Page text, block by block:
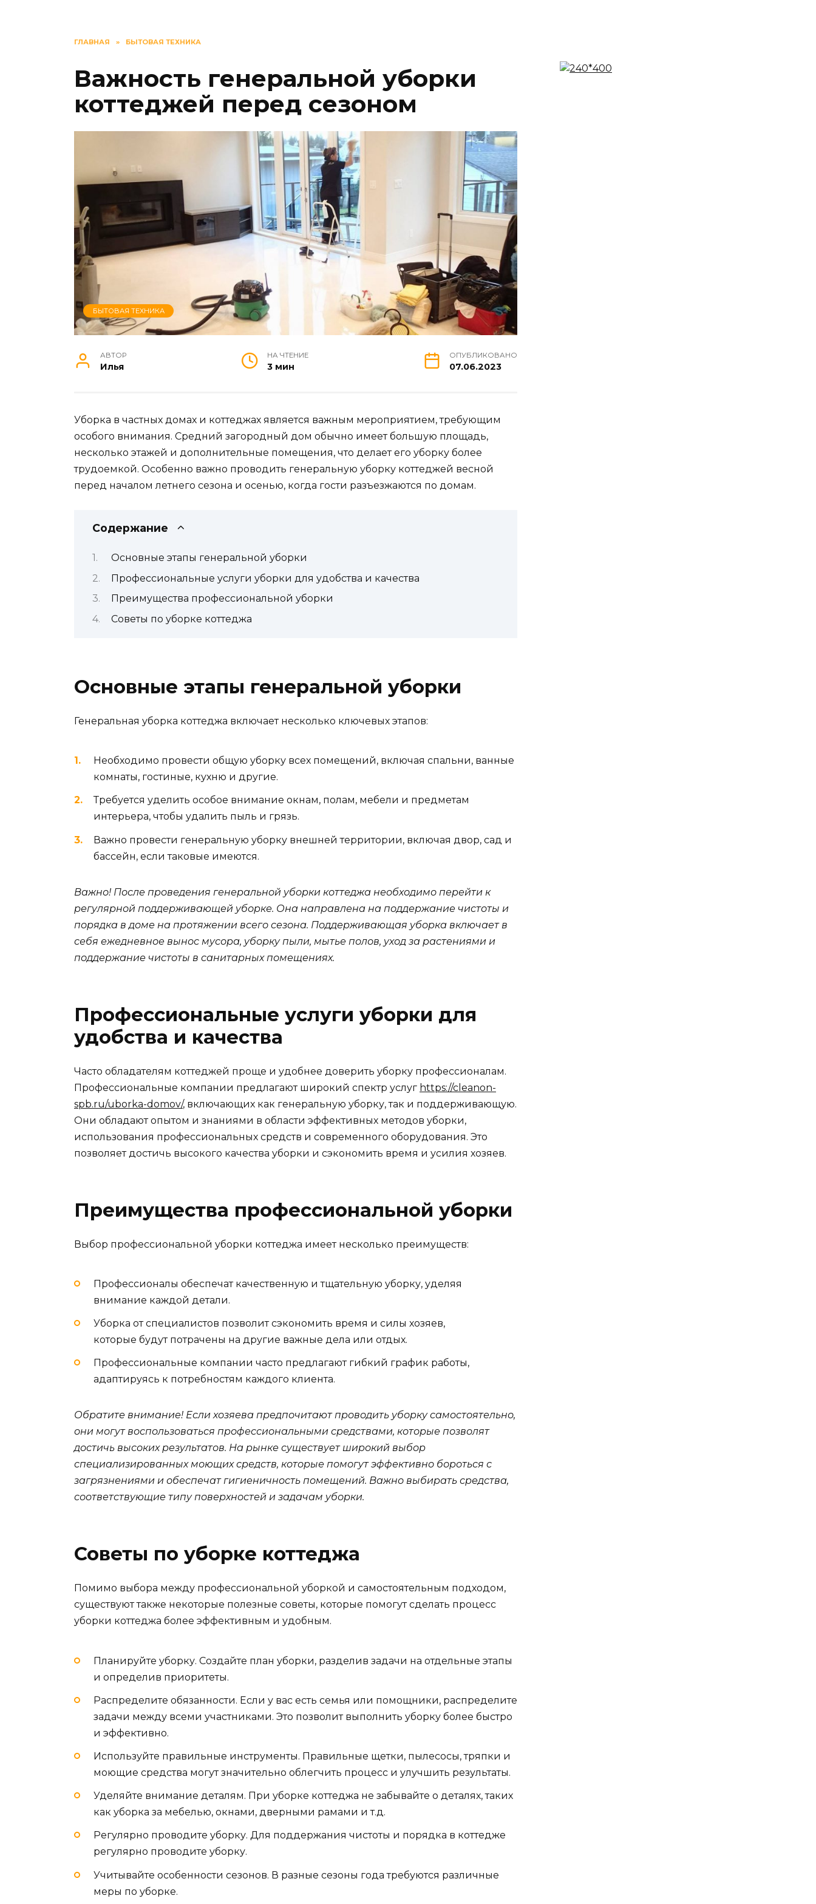
ГЛАВНАЯ » БЫТОВАЯ ТЕХНИКА
Важность генеральной уборки
коттеджей перед сезоном
БЫТОВАЯ ТЕХНИКА
АВТОР
Илья
НА ЧТЕНИЕ
3 мин
ОПУБЛИКОВАНО
07.06.2023
Уборка в частных домах и коттеджах является важным мероприятием, требующим
особого внимания. Средний загородный дом обычно имеет большую площадь,
несколько этажей и дополнительные помещения, что делает его уборку более
трудоемкой. Особенно важно проводить генеральную уборку коттеджей весной
перед началом летнего сезона и осенью, когда гости разъезжаются по домам.
Содержание
Основные этапы генеральной уборки
Профессиональные услуги уборки для удобства и качества
Преимущества профессиональной уборки
Советы по уборке коттеджа
Основные этапы генеральной уборки
Генеральная уборка коттеджа включает несколько ключевых этапов:
Необходимо провести общую уборку всех помещений, включая спальни, ванные
комнаты, гостиные, кухню и другие.
Требуется уделить особое внимание окнам, полам, мебели и предметам
интерьера, чтобы удалить пыль и грязь.
Важно провести генеральную уборку внешней территории, включая двор, сад и
бассейн, если таковые имеются.
Важно! После проведения генеральной уборки коттеджа необходимо перейти к
регулярной поддерживающей уборке. Она направлена на поддержание чистоты и
порядка в доме на протяжении всего сезона. Поддерживающая уборка включает в
себя ежедневное вынос мусора, уборку пыли, мытье полов, уход за растениями и
поддержание чистоты в санитарных помещениях.
Профессиональные услуги уборки для
удобства и качества
Часто обладателям коттеджей проще и удобнее доверить уборку профессионалам.
Профессиональные компании предлагают широкий спектр услуг https://cleanon-
spb.ru/uborka-domov/, включающих как генеральную уборку, так и поддерживающую.
Они обладают опытом и знаниями в области эффективных методов уборки,
использования профессиональных средств и современного оборудования. Это
позволяет достичь высокого качества уборки и сэкономить время и усилия хозяев.
Преимущества профессиональной уборки
Выбор профессиональной уборки коттеджа имеет несколько преимуществ:
Профессионалы обеспечат качественную и тщательную уборку, уделяя
внимание каждой детали.
Уборка от специалистов позволит сэкономить время и силы хозяев,
которые будут потрачены на другие важные дела или отдых.
Профессиональные компании часто предлагают гибкий график работы,
адаптируясь к потребностям каждого клиента.
Обратите внимание! Если хозяева предпочитают проводить уборку самостоятельно,
они могут воспользоваться профессиональными средствами, которые позволят
достичь высоких результатов. На рынке существует широкий выбор
специализированных моющих средств, которые помогут эффективно бороться с
загрязнениями и обеспечат гигиеничность помещений. Важно выбирать средства,
соответствующие типу поверхностей и задачам уборки.
Советы по уборке коттеджа
Помимо выбора между профессиональной уборкой и самостоятельным подходом,
существуют также некоторые полезные советы, которые помогут сделать процесс
уборки коттеджа более эффективным и удобным.
Планируйте уборку. Создайте план уборки, разделив задачи на отдельные этапы
и определив приоритеты.
Распределите обязанности. Если у вас есть семья или помощники, распределите
задачи между всеми участниками. Это позволит выполнить уборку более быстро
и эффективно.
Используйте правильные инструменты. Правильные щетки, пылесосы, тряпки и
моющие средства могут значительно облегчить процесс и улучшить результаты.
Уделяйте внимание деталям. При уборке коттеджа не забывайте о деталях, таких
как уборка за мебелью, окнами, дверными рамами и т.д.
Регулярно проводите уборку. Для поддержания чистоты и порядка в коттедже
регулярно проводите уборку.
Учитывайте особенности сезонов. В разные сезоны года требуются различные
меры по уборке.